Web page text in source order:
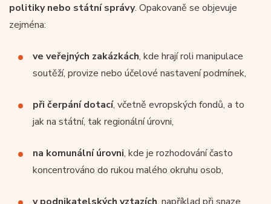
politiky nebo státní správy. Opakovaně se objevuje
zejména:
ve veřejných zakázkách, kde hrají roli manipulace
soutěží, provize nebo účelové nastavení podmínek,
při čerpání dotací, včetně evropských fondů, a to
jak na státní, tak regionální úrovni,
na komunální úrovni, kde je rozhodování často
koncentrováno do rukou malého okruhu osob,
v podnikatelských vztazích, například při snaze